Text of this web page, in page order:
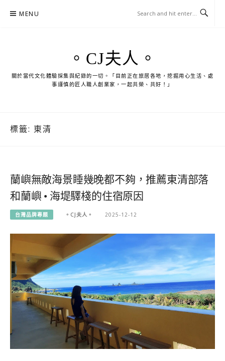
MENU
。CJ夫人。
關於當代文化體驗採集與紀錄的一切。「目前正在旅居各地，挖掘用心生活、處
事謹慎的匠人職人創業家，一起共榮、共好！」
標籤: 東清
蘭嶼無敵海景睡幾晚都不夠，推薦東清部落
和蘭嶼 • 海堤驛棧的住宿原因
台灣品牌專題 。CJ夫人。 2025-12-12